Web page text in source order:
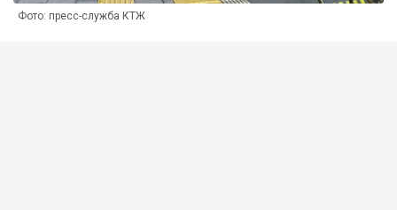
Фото: пресс-служба КТЖ